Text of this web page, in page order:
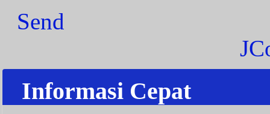
Send
Informasi Cepat